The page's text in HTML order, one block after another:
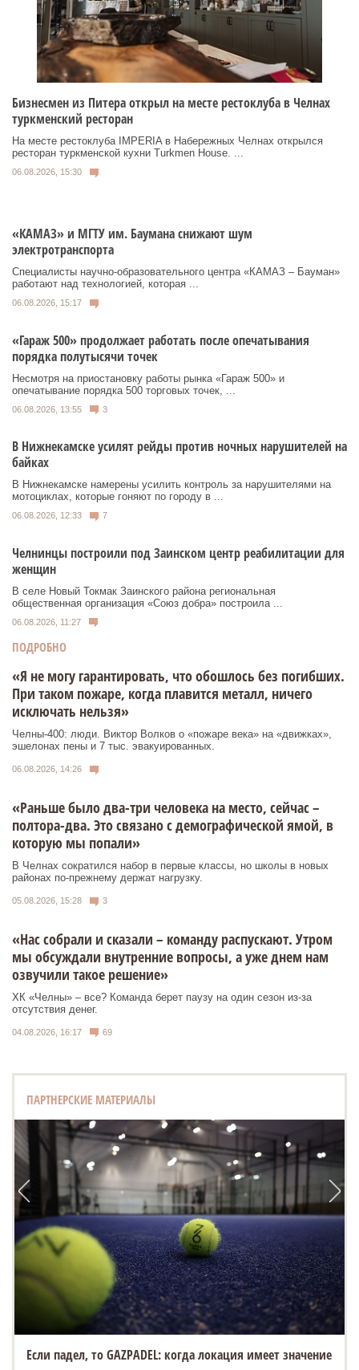
Бизнесмен из Питера открыл на месте рестоклуба в Челнах
туркменский ресторан
На месте рестоклуба IMPERIA в Набережных Челнах открылся
ресторан туркменской кухни Turkmen House. ...
06.08.2026, 15:30
«КАМАЗ» и МГТУ им. Баумана снижают шум
электротранспорта
Специалисты научно-образовательного центра «КАМАЗ – Бауман»
работают над технологией, которая ...
06.08.2026, 15:17
«Гараж 500» продолжает работать после опечатывания
порядка полутысячи точек
Несмотря на приостановку работы рынка «Гараж 500» и
опечатывание порядка 500 торговых точек, ...
06.08.2026, 13:55 3
В Нижнекамске усилят рейды против ночных нарушителей на
байках
В Нижнекамске намерены усилить контроль за нарушителями на
мотоциклах, которые гоняют по городу в ...
06.08.2026, 12:33 7
Челнинцы построили под Заинском центр реабилитации для
женщин
В селе Новый Токмак Заинского района региональная
общественная организация «Союз добра» построила ...
06.08.2026, 11:27
ПОДРОБНО
«Я не могу гарантировать, что обошлось без погибших.
При таком пожаре, когда плавится металл, ничего
исключать нельзя»
Челны-400: люди. Виктор Волков о «пожаре века» на «движках»,
эшелонах пены и 7 тыс. эвакуированных.
06.08.2026, 14:26
«Раньше было два-три человека на место, сейчас –
полтора-два. Это связано с демографической ямой, в
которую мы попали»
В Челнах сократился набор в первые классы, но школы в новых
районах по-прежнему держат нагрузку.
05.08.2026, 15:28 3
«Нас собрали и сказали – команду распускают. Утром
мы обсуждали внутренние вопросы, а уже днем нам
озвучили такое решение»
ХК «Челны» – все? Команда берет паузу на один сезон из-за
отсутствия денег.
04.08.2026, 16:17 69
ПАРТНЕРСКИЕ МАТЕРИАЛЫ
Если падел, то GAZPADEL: когда локация имеет значение